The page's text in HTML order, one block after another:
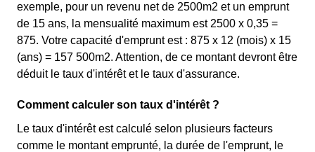
exemple, pour un revenu net de 2500m2 et un emprunt
de 15 ans, la mensualité maximum est 2500 x 0,35 =
875. Votre capacité d'emprunt est : 875 x 12 (mois) x 15
(ans) = 157 500m2. Attention, de ce montant devront être
déduit le taux d'intérêt et le taux d'assurance.
Comment calculer son taux d'intérêt ?
Le taux d'intérêt est calculé selon plusieurs facteurs
comme le montant emprunté, la durée de l'emprunt, le